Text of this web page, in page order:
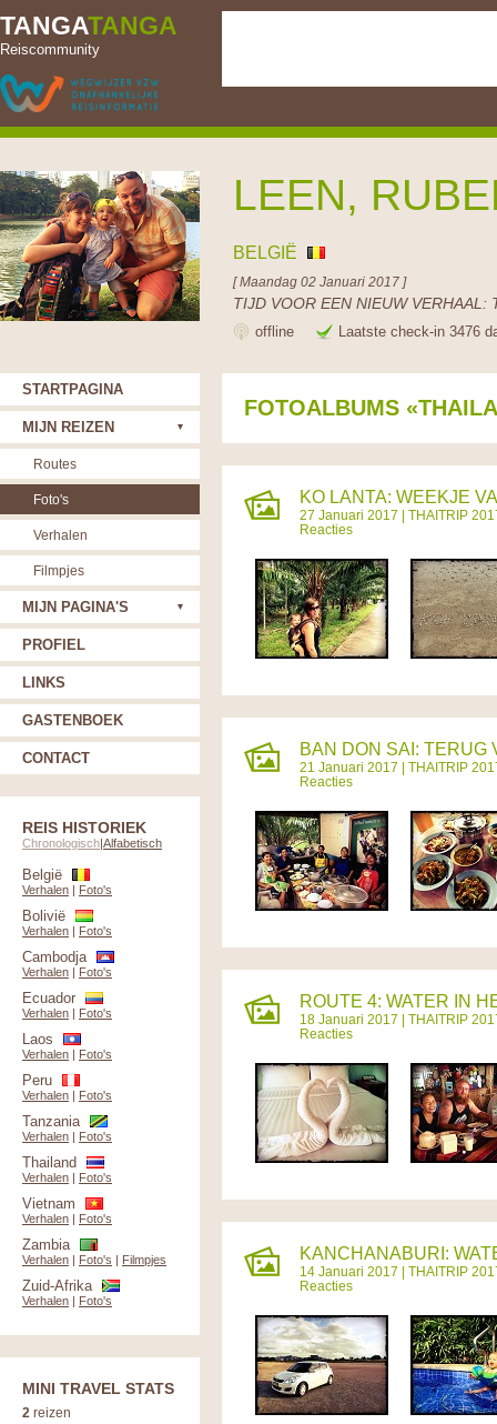
TANGATANGA
Reiscommunity
LEEN,
BELGIË
[ Maandag 02 Januari 2017 ]
TIJD VOOR EEN NIEUW VERHAAL:
offline Laatste check-in 3476
FOTOALBUMS
KO LANTA: WEEKJE
27 Januari 2017 | THAITRIP
Reacties
BAN DON SAI: TERUG
21 Januari 2017 | THAITRIP
Reacties
ROUTE 4: WATER IN
18 Januari 2017 | THAITRIP
Reacties
KANCHANABURI:
14 Januari 2017 | THAITRIP
Reacties
STARTPAGINA
MIJN REIZEN
Routes
Foto's
Verhalen
Filmpjes
MIJN PAGINA'S
PROFIEL
LINKS
GASTENBOEK
CONTACT
REIS HISTORIEK
Chronologisch|Alfabetisch
België
Verhalen | Foto's
Bolivië
Verhalen | Foto's
Cambodja
Verhalen | Foto's
Ecuador
Verhalen | Foto's
Laos
Verhalen | Foto's
Peru
Verhalen | Foto's
Tanzania
Verhalen | Foto's
Thailand
Verhalen | Foto's
Vietnam
Verhalen | Foto's
Zambia
Verhalen | Foto's | Filmpjes
Zuid-Afrika
Verhalen | Foto's
MINI TRAVEL STATS
2 reizen